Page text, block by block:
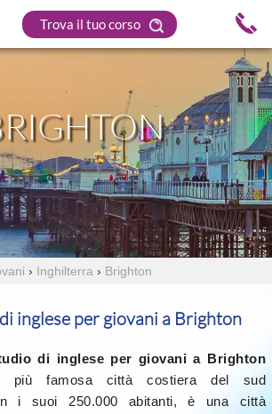
Trova il tuo corso
› Inghilterra › Brighton
inglese per giovani a Brighton
di inglese per giovani a Brighton
più famosa città costiera del sud
i suoi 250.000 abitanti, è una città